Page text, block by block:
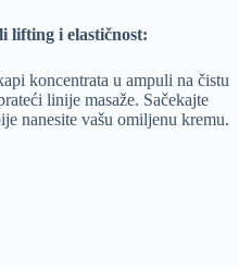
lifting i elastičnost:
koncentrata u ampuli na čistu
linije masaže. Sačekajte
nanesite vašu omiljenu kremu.